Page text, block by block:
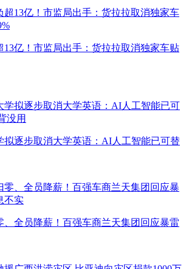
13亿！市监局出手：货拉拉取消独家车贴
拟逐步取消大学英语：AI人工智能已可替
、全员降薪！百强车商兰天集团回应暴雷